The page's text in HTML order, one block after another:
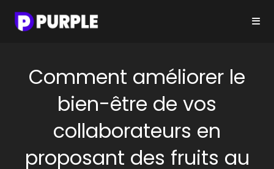
Comment améliorer le
bien-être de vos
collaborateurs en
proposant des fruits au